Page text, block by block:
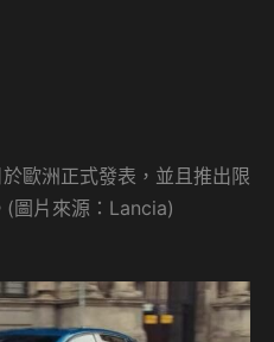
歐洲正式發表，並且推出限
(圖片來源：Lancia)